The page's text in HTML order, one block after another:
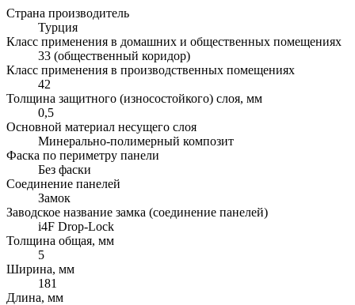
Страна производитель
Турция
Класс применения в домашних и общественных помещениях
33 (общественный коридор)
Класс применения в производственных помещениях
42
Толщина защитного (износостойкого) слоя, мм
0,5
Основной материал несущего слоя
Минерально-полимерный композит
Фаска по периметру панели
Без фаски
Соединение панелей
Замок
Заводское название замка (соединение панелей)
i4F Drop-Lock
Толщина общая, мм
5
Ширина, мм
181
Длина, мм